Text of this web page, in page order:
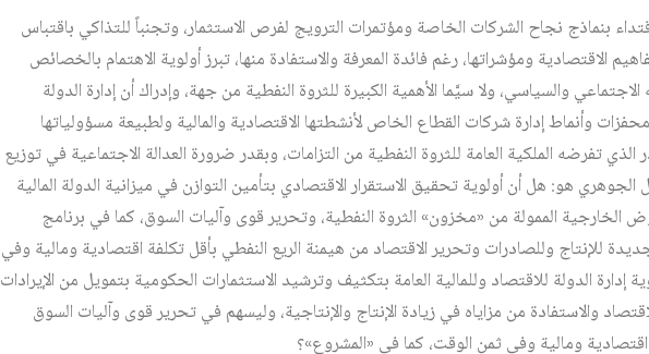
بنماذج نجاح الشركات الخاصة ومؤتمرات الترويج لفرص الاستثمار، وتجنباً للتذاكي باقتباس
الاقتصادية ومؤشراتها، رغم فائدة المعرفة والاستفادة منها، تبرز أولوية الاهتمام بالخصائص
والسياسي، ولا سيَّما الأهمية الكبيرة للثروة النفطية من جهة، وإدراك أن إدارة الدولة
وأنماط إدارة شركات القطاع الخاص لأنشطتها الاقتصادية والمالية ولطبيعة مسؤولياتها
تفرضه الملكية العامة للثروة النفطية من التزامات، وبقدر ضرورة العدالة الاجتماعية في توزيع
الجوهري هو: هل أن أولوية تحقيق الاستقرار الاقتصادي بتأمين التوازن في ميزانية الدولة المالية
الخارجية الممولة من «مخزون» الثروة النفطية، وتحرير قوى وآليات السوق، كما في برنامج
للإنتاج وللصادرات وتحرير الاقتصاد من هيمنة الريع النفطي بأقل تكلفة اقتصادية ومالية وفي
إدارة الدولة للاقتصاد وللمالية العامة بتكثيف وترشيد الاستثمارات الحكومية بتمويل من الإيرادات
والاستفادة من مزاياه في زيادة الإنتاج والإنتاجية، وليسهم في تحرير قوى وآليات السوق
ومالية وفي ثمن الوقت، كما في «المشروع»؟